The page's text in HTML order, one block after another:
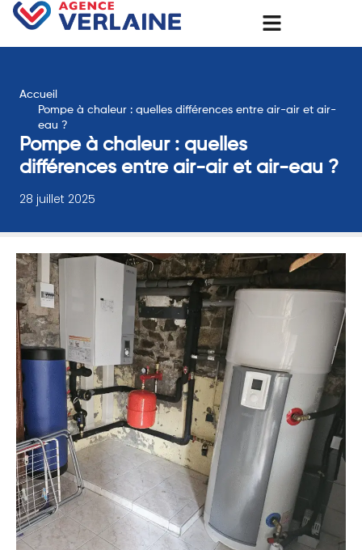
Accueil
Pompe à chaleur : quelles différences entre air-air et air-
eau ?
Pompe à chaleur : quelles
différences entre air-air et air-eau ?
28 juillet 2025